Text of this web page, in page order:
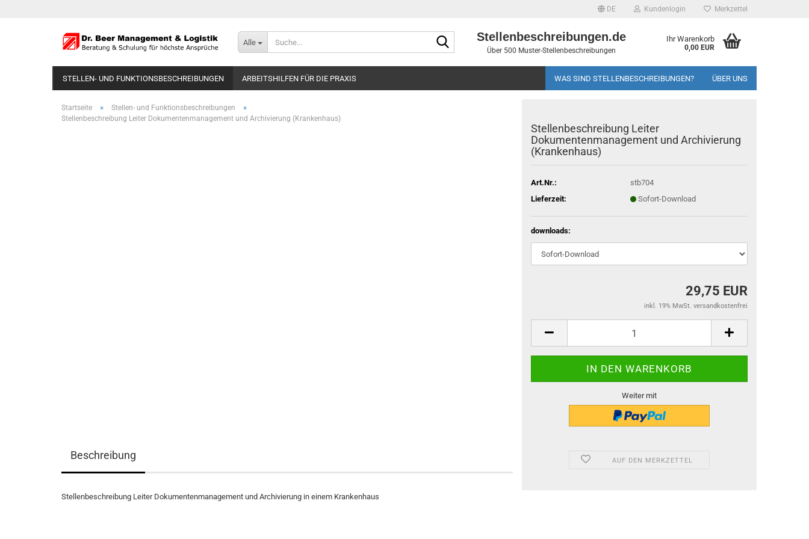
DE Kundenlogin Merkzettel
Alle
Suche...Stellenbeschreibungen.de
Über 500 Muster-Stellenbeschreibungen
Ihr Warenkorb
0,00 EUR
STELLEN- UND FUNKTIONSBESCHREIBUNGEN ARBEITSHILFEN FÜR DIE PRAXIS WAS SIND STELLENBESCHREIBUNGEN? ÜBER UNS
Startseite » Stellen- und Funktionsbeschreibungen »
Stellenbeschreibung Leiter Dokumentenmanagement und Archivierung (Krankenhaus)
Stellenbeschreibung Leiter
Dokumentenmanagement und Archivierung
(Krankenhaus)
Art.Nr.:
stb704
Lieferzeit:
Sofort-Download
downloads:
29,75 EUR
inkl. 19% MwSt. versandkostenfrei
Weiter mit
AUF DEN MERKZETTEL
Beschreibung
Stellenbeschreibung Leiter Dokumentenmanagement und Archivierung in einem Krankenhaus